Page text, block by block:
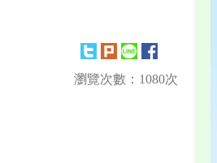
瀏覽次數：1080次